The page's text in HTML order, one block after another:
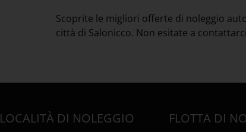
Scoprite le migliori offerte di noleggio
città di Salonicco. Non esitate a
LOCALITÀ DI NOLEGGIO FLOTTA DI